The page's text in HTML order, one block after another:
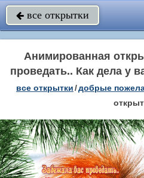
 все открытки
Анимированная
проведать.. Как дела у
все открытки/добрые